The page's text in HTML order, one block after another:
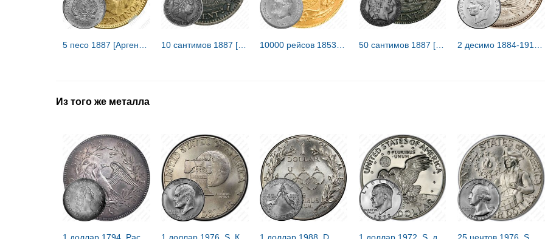
50 сантимов 1887 [Гаити]
Из того же металла